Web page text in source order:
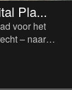
Pla...
voor het
– naar